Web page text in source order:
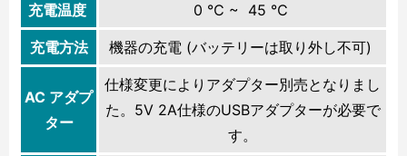
充電温度 0 ℃ ~ 45 ℃
充電方法 機器の充電 (バッテリーは取り外し不可)
AC アダプ
ター
仕様変更によりアダプター別売となりまし
た。5V 2A仕様のUSBアダプターが必要で
す。